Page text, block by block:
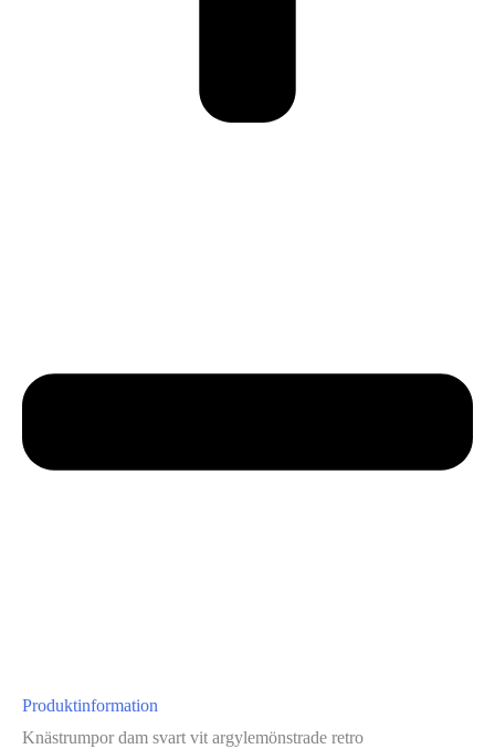
Produktinformation
Knästrumpor dam svart vit argylemönstrade retro